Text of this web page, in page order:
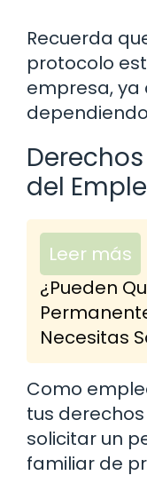
Recuerda
protocolo
empresa, ya
del
Leer más
¿Pueden
Necesitas
Como
tus
solicitar un
familiar de